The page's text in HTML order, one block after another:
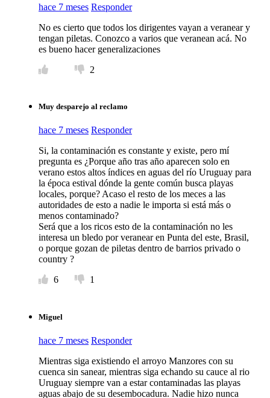
hace 7 meses Responder
No es cierto que todos los dirigentes vayan a veranear y
tengan piletas. Conozco a varios que veranean acá. No
es bueno hacer generalizaciones
2
Muy desparejo al reclamo
hace 7 meses Responder
Si, la contaminación es constante y existe, pero mí
pregunta es ¿Porque año tras año aparecen solo en
verano estos altos índices en aguas del río Uruguay para
la época estival dónde la gente común busca playas
locales, porque? Acaso el resto de los meces a las
autoridades de esto a nadie le importa si está más o
menos contaminado?
Será que a los ricos esto de la contaminación no les
interesa un bledo por veranear en Punta del este, Brasil,
o porque gozan de piletas dentro de barrios privado o
country ?
6
1
Miguel
hace 7 meses Responder
Mientras siga existiendo el arroyo Manzores con su
cuenca sin sanear, mientras siga echando su cauce al rio
Uruguay siempre van a estar contaminadas las playas
aguas abajo de su desembocadura. Nadie hizo nunca